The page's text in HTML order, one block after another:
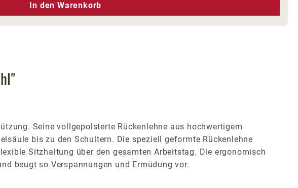
In den Warenkorb
Seine vollgepolsterte Rückenlehne aus hochwertigem
bis zu den Schultern. Die speziell geformte Rückenlehne
Sitzhaltung über den gesamten Arbeitstag. Die ergonomisch
beugt so Verspannungen und Ermüdung vor.